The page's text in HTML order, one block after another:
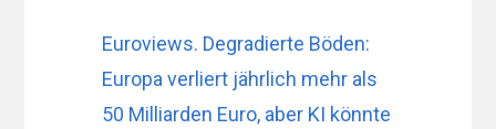
Euroviews. Degradierte Böden:
Europa verliert jährlich mehr als
50 Milliarden Euro, aber KI könnte